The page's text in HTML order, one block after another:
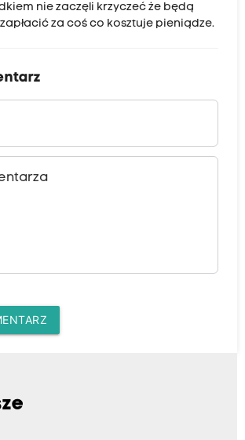
nie zaczęli krzyczeć że będą
za coś co kosztuje pieniądze.